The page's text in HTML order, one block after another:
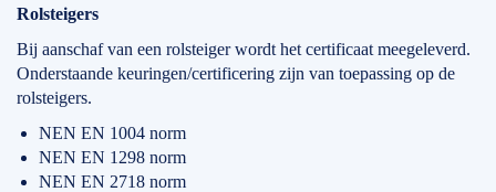
Rolsteigers
Bij aanschaf van een rolsteiger wordt het certificaat meegeleverd.
Onderstaande keuringen/certificering zijn van toepassing op de
rolsteigers.
NEN EN 1004 norm
NEN EN 1298 norm
NEN EN 2718 norm